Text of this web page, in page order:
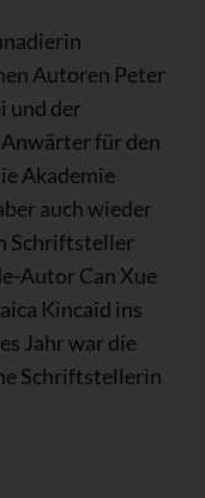
Autoren Peter
und der
für den
Akademie
auch wieder
Schriftsteller
Autor Can Xue
Kincaid ins
Jahr war die
Schriftstellerin